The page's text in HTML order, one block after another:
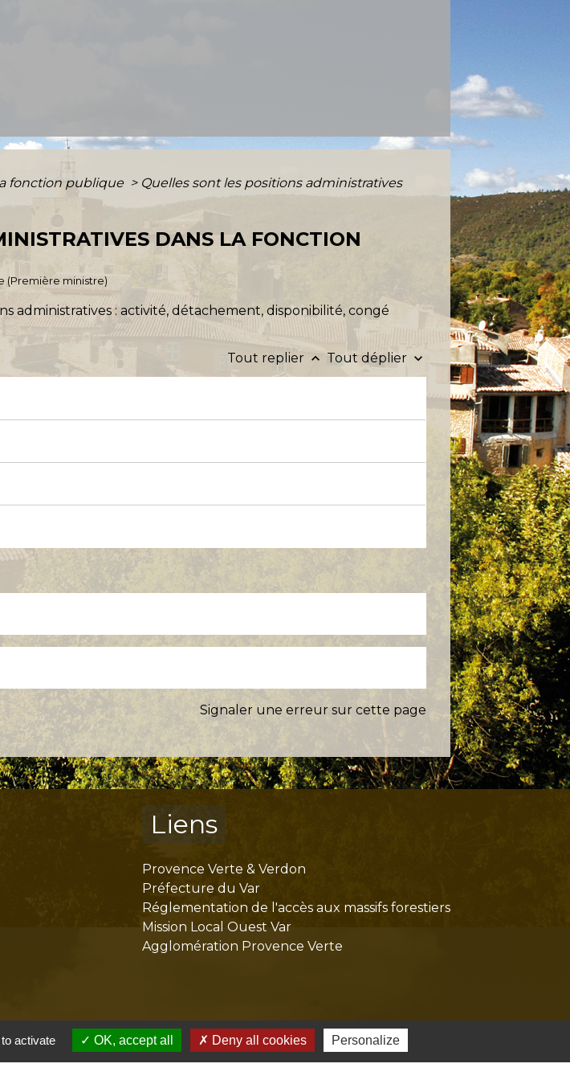
fonction publique > Quelles sont les positions administratives
DANS LA FONCTION
(Première ministre)
administratives : activité, détachement, disponibilité, congé
Tout replier keyboard_arrow_up Tout déplier keyboard_arrow_down
Signaler une erreur sur cette page
Liens
Provence Verte & Verdon
Préfecture du Var
Réglementation de l'accès aux massifs forestiers
Mission Local Ouest Var
Agglomération Provence Verte
activate OK, accept all Deny all cookies Personalize